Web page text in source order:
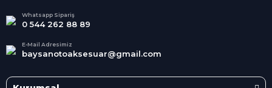
Whatsapp Sipariş
0 544 262 88 89
E-Mail Adresimiz
baysanotoaksesuar@gmail.com